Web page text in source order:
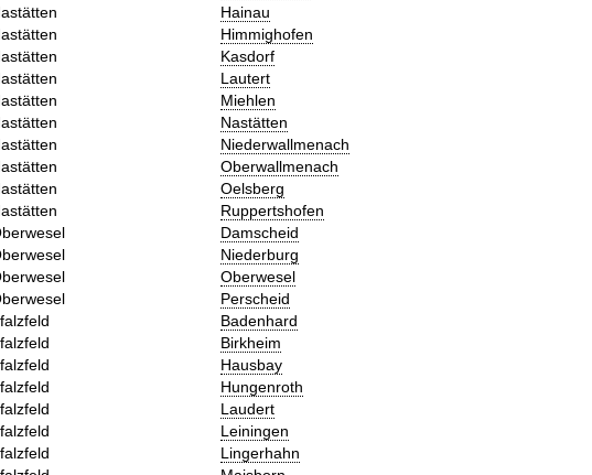
Hainau
Himmighofen
Kasdorf
Lautert
Miehlen
Nastätten
Niederwallmenach
Oberwallmenach
Oelsberg
Ruppertshofen
Damscheid
Niederburg
Oberwesel
Perscheid
Badenhard
Birkheim
Hausbay
Hungenroth
Laudert
Leiningen
Lingerhahn